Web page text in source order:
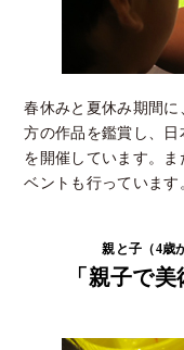
春休みと夏休み期間
方の作品を鑑賞し、
を開催しています。
ベントも行っています
親と子（4歳
「親子で